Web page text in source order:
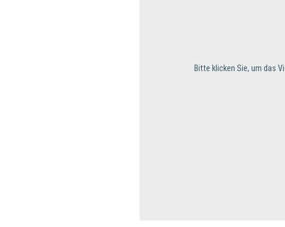
Bitte klicken Sie, um das